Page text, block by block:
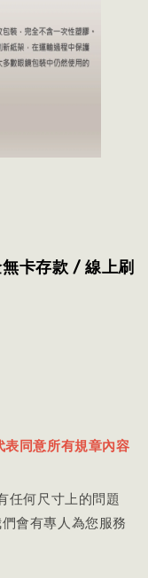
卡存款 / 線上刷
同意所有規章內容
任何尺寸上的問題
會有專人為您服務